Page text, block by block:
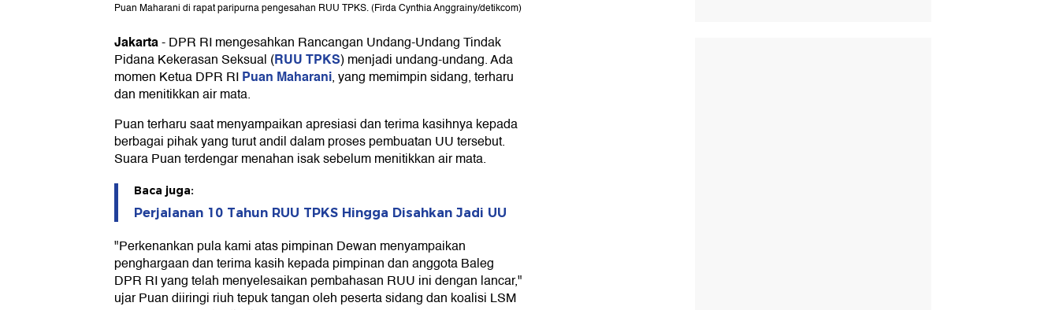
Puan Maharani di rapat paripurna pengesahan RUU TPKS. (Firda Cynthia Anggrainy/detikcom)
Jakarta-DPR RI mengesahkan Rancangan Undang-Undang Tindak
Pidana Kekerasan Seksual (RUU TPKS) menjadi undang-undang. Ada
momen Ketua DPR RIPuan Maharani, yang memimpin sidang, terharu
dan menitikkan air mata.
Puan terharu saat menyampaikan apresiasi dan terima kasihnya kepada
berbagai pihak yang turut andil dalam proses pembuatan UU tersebut.
Suara Puan terdengar menahan isak sebelum menitikkan air mata.
Baca juga:
Perjalanan 10 Tahun RUU TPKS Hingga Disahkan Jadi UU
"Perkenankan pula kami atas pimpinan Dewan menyampaikan
penghargaan dan terima kasih kepada pimpinan dan anggota Baleg
DPR RI yang telah menyelesaikan pembahasan RUU ini dengan lancar,"
ujar Puan diiringi riuh tepuk tangan oleh peserta sidang dan koalisi LSM